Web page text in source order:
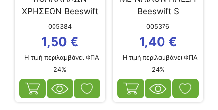
ΧΡΗΣΕΩΝ Beeswift
ΛΑΤΕΞ ΠΟΡΤΟΚΑΛΙ
S
005384
1,50 €
Η τιμή περιλαμβάνει ΦΠΑ
24%
Beeswift S
005376
1,40 €
Η τιμή περιλαμβάνει ΦΠΑ
24%